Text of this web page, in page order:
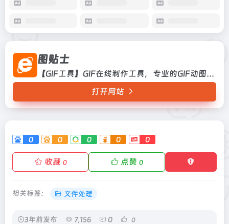
图贴士
【GIF工具】GIF在线制作工具，专业的GIF动图压缩、格式转换、动图裁剪工具。
打开网站
0 0 0 0 0
收藏 0 点赞 0
相关标签： 文件处理
3年前发布 7,156 0 0